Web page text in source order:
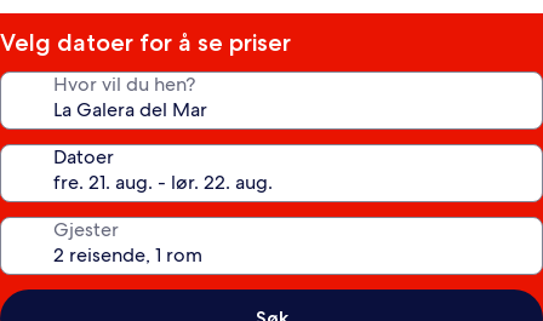
stjerne
Velg datoer for å se priser
Hvor vil du hen?
Datoer
Gjester